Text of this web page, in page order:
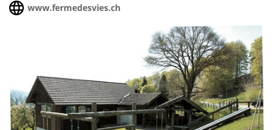
www.fermedesvies.ch